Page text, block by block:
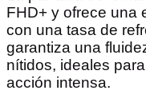
FHD+ y ofrece una
con una tasa de
garantiza una
nítidos, ideales
acción intensa.